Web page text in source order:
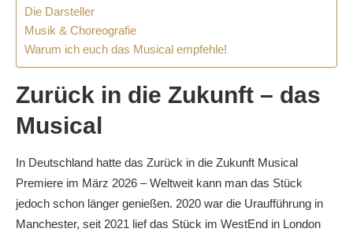
Die Darsteller
Musik & Choreografie
Warum ich euch das Musical empfehle!
Zurück in die Zukunft – das
Musical
In Deutschland hatte das Zurück in die Zukunft Musical
Premiere im März 2026 – Weltweit kann man das Stück
jedoch schon länger genießen. 2020 war die Uraufführung in
Manchester, seit 2021 lief das Stück im WestEnd in London